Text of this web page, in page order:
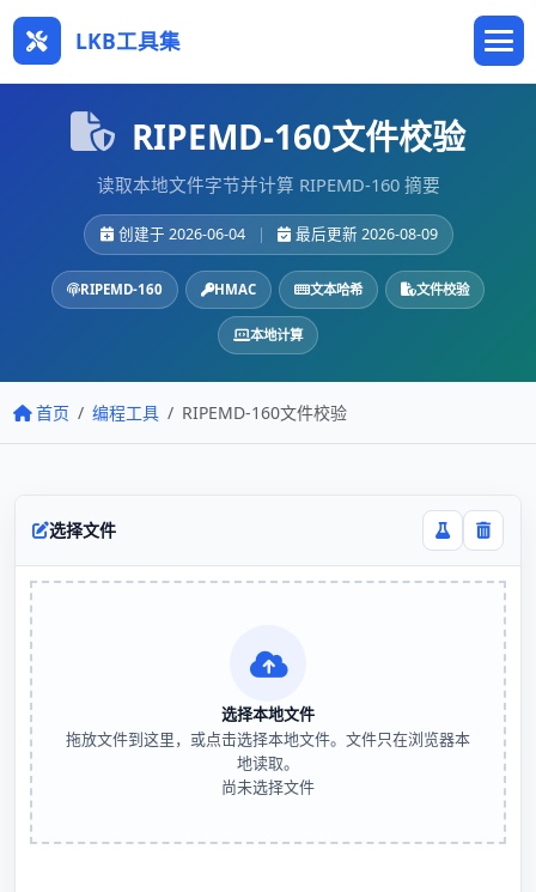
LKB工具集
RIPEMD-160文件校验
读取本地文件字节并计算 RIPEMD-160 摘要
创建于 2026-06-04 | 最后更新 2026-08-09
RIPEMD-160 HMAC 文本哈希 文件校验
本地计算
首页 编程工具 RIPEMD-160文件校验
选择文件
选择本地文件
拖放文件到这里，或点击选择本地文件。文件只在浏览器本
地读取。
尚未选择文件